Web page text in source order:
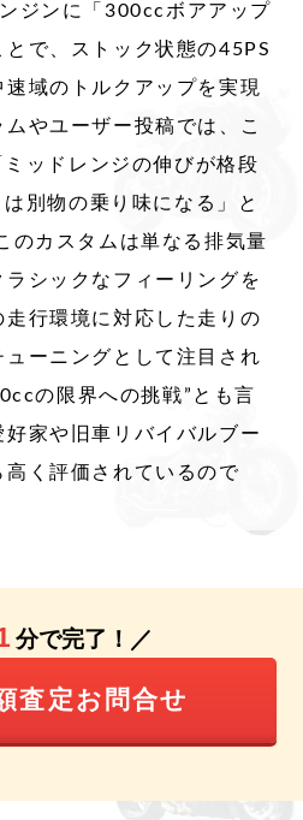
ジンに「300ccボアアップ
で、ストック状態の45PS
域のトルクアップを実現
やユーザー投稿では、こ
ッドレンジの伸びが格段
別物の乗り味になる」と
のカスタムは単なる排気量
シックなフィーリングを
行環境に対応した走りの
ーニングとして注目され
の限界への挑戦”とも言
好家や旧車リバイバルブー
く評価されているので
分で完了！／
査定お問合せ